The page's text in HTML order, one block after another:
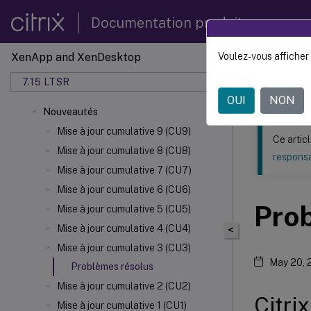
Documentation produit
XenApp and XenDesktop
7.15 LTSR
Nouveautés
Mise à jour cumulative 9 (CU9)
Mise à jour cumulative 8 (CU8)
Mise à jour cumulative 7 (CU7)
Mise à jour cumulative 6 (CU6)
Mise à jour cumulative 5 (CU5)
Mise à jour cumulative 4 (CU4)
Mise à jour cumulative 3 (CU3)
Problèmes résolus
Mise à jour cumulative 2 (CU2)
Mise à jour cumulative 1 (CU1)
Ce contenu a
<
Ce
May 20,
Voulez-vous
OUI NON